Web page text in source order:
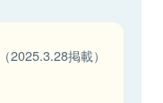
（2025.3.28掲載）